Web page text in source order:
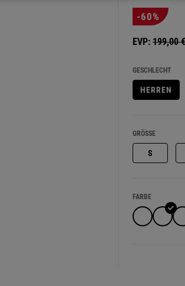
-60%
EVP: 199,00 €
GESCHLECHT
HERREN
GRÖSSE
S
FARBE